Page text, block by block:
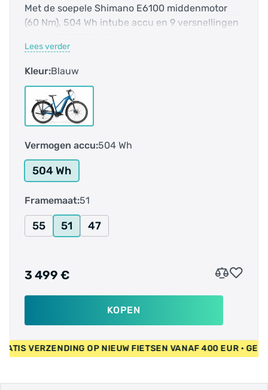
Met de soepele Shimano E6100 middenmotor
(60 Nm), 504 Wh intube accu en 9 versnellingen
de stad en daarbuiten. De verende voorvork,
brede banden en verstelbare stuurpen zorgen
Lees verder
Kleur:Blauw
Vermogen accu:504 Wh
504 Wh
Framemaat:51
55 51 47
3 499 €
KOPEN
• GRATIS VERZENDING OP NIEUW FIETSEN VANAF 400 EUR